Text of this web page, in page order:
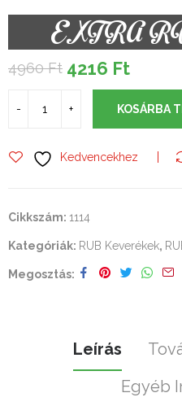
EXTRA
4960Ft
Original
was:
4216 Ft
Current
is:
KOSÁRBA
Kedvencekhez
Cikkszám: 1114
Kategóriák: RUB Keverékek,
Megosztás
Leírás
Egyéb